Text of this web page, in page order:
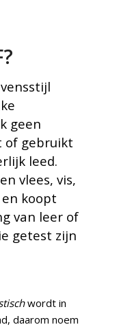
geen
of gebruikt
leed.
vlees, vis,
koopt
van leer of
getest zijn
wordt in
daarom noem